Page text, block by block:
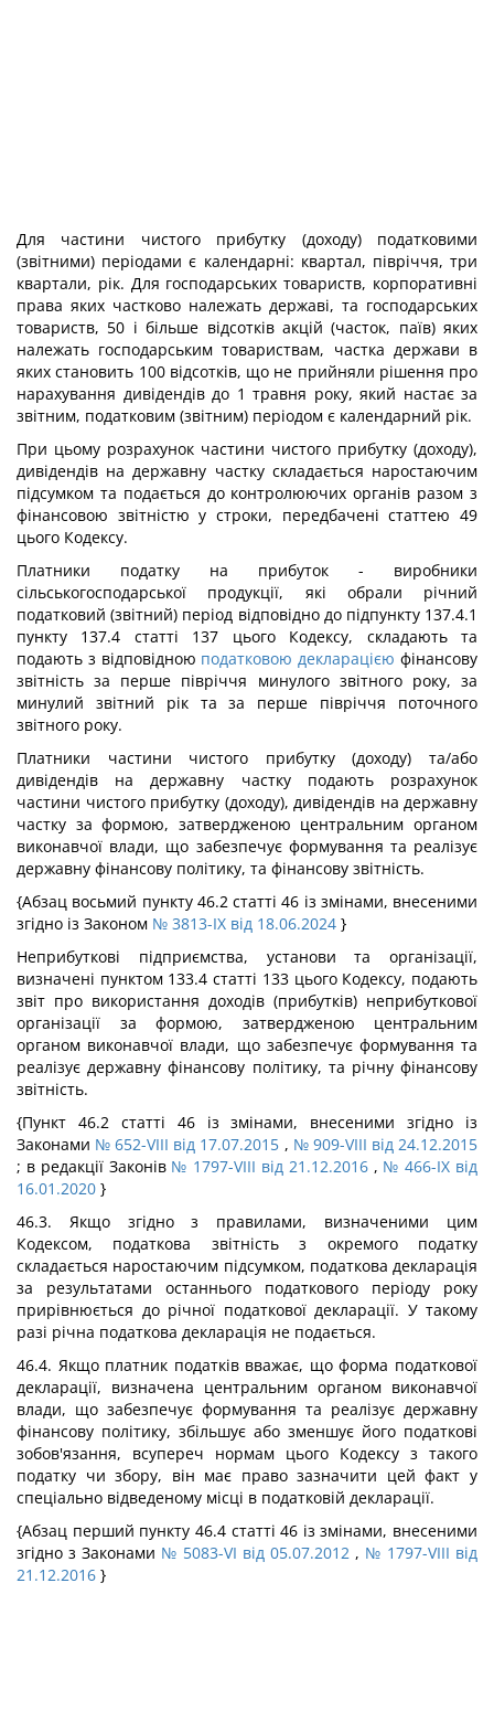
Для частини чистого прибутку (доходу) податковими
(звітними) періодами є календарні: квартал, півріччя, три
квартали, рік. Для господарських товариств, корпоративні
права яких частково належать державі, та господарських
товариств, 50 і більше відсотків акцій (часток, паїв) яких
належать господарським товариствам, частка держави в
яких становить 100 відсотків, що не прийняли рішення про
нарахування дивідендів до 1 травня року, який настає за
звітним, податковим (звітним) періодом є календарний рік.
При цьому розрахунок частини чистого прибутку (доходу),
дивідендів на державну частку складається наростаючим
підсумком та подається до контролюючих органів разом з
фінансовою звітністю у строки, передбачені статтею 49
цього Кодексу.
Платники податку на прибуток - виробники
сільськогосподарської продукції, які обрали річний
податковий (звітний) період відповідно до підпункту 137.4.1
пункту 137.4 статті 137 цього Кодексу, складають та
подають з відповідною податковою декларацією фінансову
звітність за перше півріччя минулого звітного року, за
минулий звітний рік та за перше півріччя поточного
звітного року.
Платники частини чистого прибутку (доходу) та/або
дивідендів на державну частку подають розрахунок
частини чистого прибутку (доходу), дивідендів на державну
частку за формою, затвердженою центральним органом
виконавчої влади, що забезпечує формування та реалізує
державну фінансову політику, та фінансову звітність.
{Абзац восьмий пункту 46.2 статті 46 із змінами, внесеними
згідно із Законом № 3813-IX від 18.06.2024 }
Неприбуткові підприємства, установи та організації,
визначені пунктом 133.4 статті 133 цього Кодексу, подають
звіт про використання доходів (прибутків) неприбуткової
організації за формою, затвердженою центральним
органом виконавчої влади, що забезпечує формування та
реалізує державну фінансову політику, та річну фінансову
звітність.
{Пункт 46.2 статті 46 із змінами, внесеними згідно із
Законами № 652-VIII від 17.07.2015 , № 909-VIII від 24.12.2015
; в редакції Законів № 1797-VIII від 21.12.2016, № 466-IX від
16.01.2020 }
46.3. Якщо згідно з правилами, визначеними цим
Кодексом, податкова звітність з окремого податку
складається наростаючим підсумком, податкова декларація
за результатами останнього податкового періоду року
прирівнюється до річної податкової декларації. У такому
разі річна податкова декларація не подається.
46.4. Якщо платник податків вважає, що форма податкової
декларації, визначена центральним органом виконавчої
влади, що забезпечує формування та реалізує державну
фінансову політику, збільшує або зменшує його податкові
зобов'язання, всупереч нормам цього Кодексу з такого
податку чи збору, він має право зазначити цей факт у
спеціально відведеному місці в податковій декларації.
{Абзац перший пункту 46.4 статті 46 із змінами, внесеними
згідно з Законами № 5083-VI від 05.07.2012 , № 1797-VIII від
21.12.2016 }